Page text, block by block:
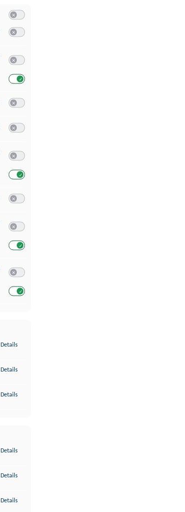
zu Speichern von oder Zugriff auf Informationen auf einem Endgerät
zu Verwendung reduzierter Daten zur Auswahl von Werbeanzeigen
zu Erstellung von Profilen für personalisierte Werbung
zu Verwendung von Profilen zur Auswahl personalisierter Werbung
zu Messung der Werbeleistung
zu Messung der Performance von Inhalten
zu Analyse von Zielgruppen durch Statistiken oder Kombinationen von
zu Entwicklung und Verbesserung der Angebote
Details
Details
Details
Details
Details
Details